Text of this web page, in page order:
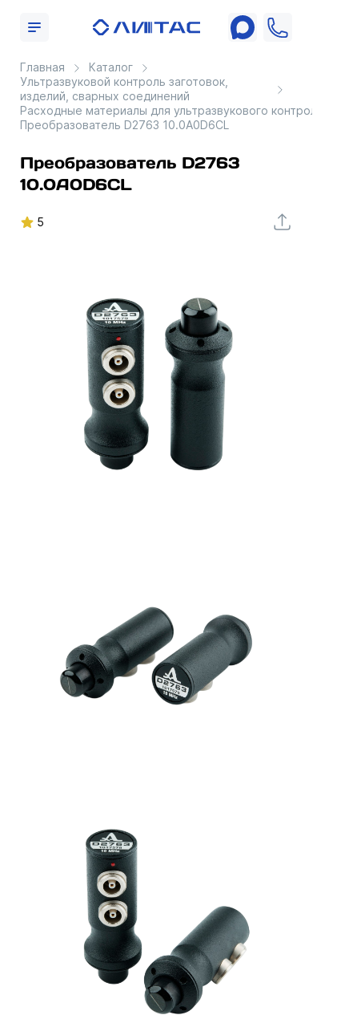
Главная
Каталог
Ультразвуковой контроль заготовок,
изделий, сварных соединений
Расходные материалы для ультразвукового контроля
Преобразователь D2763 10.0A0D6CL
Преобразователь D2763
10.0A0D6CL
5